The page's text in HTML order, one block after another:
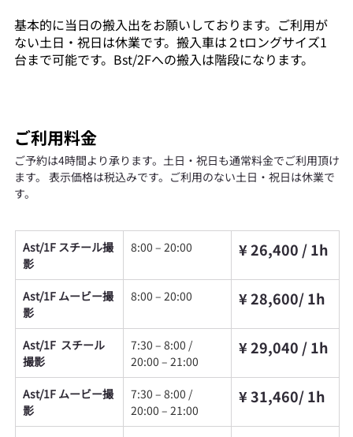
基本的に当日の搬入出をお願いしております。ご利用が
ない土日・祝日は休業です。搬入車は２tロングサイズ1
台まで可能です。Bst/2Fへの搬入は階段になります。
​ご利用料金
ご予約は4時間より承ります。土日・祝日も通常料金でご利用頂け
ます。 表示価格は税込みです。ご利用のない土日・祝日は休業で
す。
Ast/1F スチール撮
影
8:00 – 20:00 ¥ 26,400 / 1h
Ast/1F ムービー撮
影
8:00 – 20:00 ¥ 28,600/ 1h
Ast/1F  スチール
撮影
7:30 – 8:00 /
20:00 – 21:00
¥ 29,040 / 1h
Ast/1F ムービー撮
影
7:30 – 8:00 /
20:00 – 21:00
¥ 31,460/ 1h